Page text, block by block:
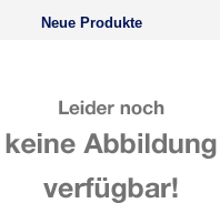
Neue Produkte